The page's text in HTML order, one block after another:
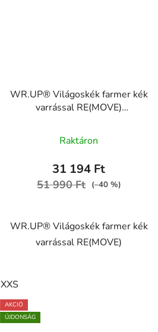
WR.UP® Világoskék farmer kék
varrással RE(MOVE)
termék
átlagos
értékelése
5,0
csillag.
Raktáron
31 194 Ft
51 990 Ft (–40 %)
WR.UP® Világoskék farmer kék
varrással RE(MOVE)
XXS
AKCIÓ
ÚJDONSÁG